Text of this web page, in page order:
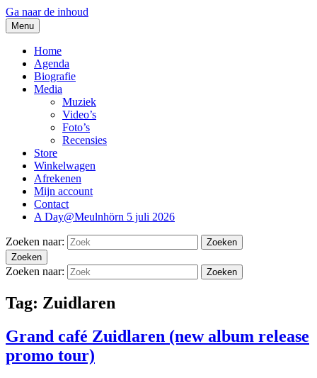
Ga naar de inhoud
thesidekicks.nl
Blues And More uit Meulnhorn
Menu
Home
Agenda
Biografie
Media
Muziek
Video’s
Foto’s
Recensies
Store
Winkelwagen
Afrekenen
Mijn account
Contact
A Day@Meulnhörn 5 juli 2026
Zoeken naar:
Zoeken
Zoeken
Zoeken naar: Zoeken
Tag: Zuidlaren
Grand café Zuidlaren (new album release
promo tour)